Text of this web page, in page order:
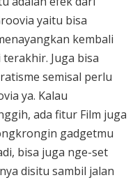
yaitu bisa
kembali
Juga bisa
semisal perlu
ya. Kalau
ada fitur Film juga
gadgetmu
bisa juga nge-set
disitu sambil jalan